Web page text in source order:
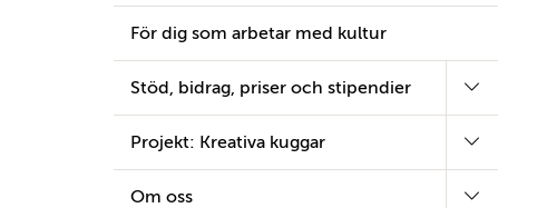
För dig som arbetar med kultur
Stöd, bidrag, priser och stipendier
Projekt: Kreativa kuggar
Om oss